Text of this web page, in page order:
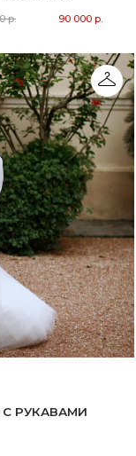
р. 90 000 р.
РУКАВАМИ